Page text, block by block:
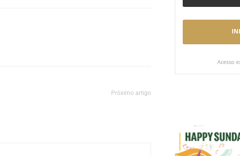
Próximo artigo
Acesso